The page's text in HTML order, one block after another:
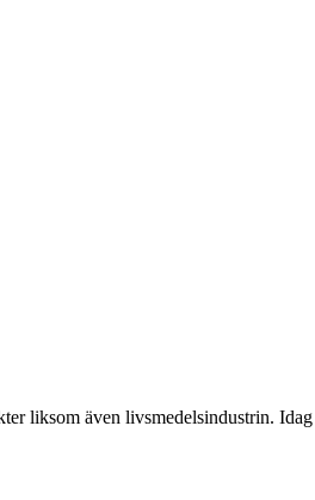
liksom även livsmedelsindustrin.